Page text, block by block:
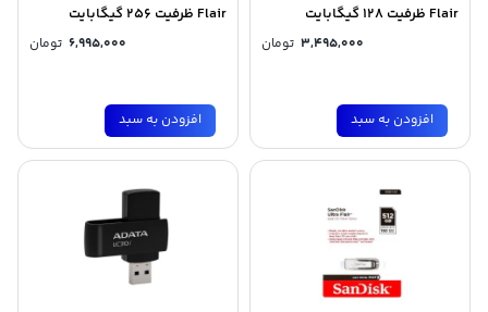
Flair ظرفیت 128 گیگابایت
3,495,000 تومان
افزودن به سبد
Flair ظرفیت 256 گیگابایت
6,995,000 تومان
افزودن به سبد